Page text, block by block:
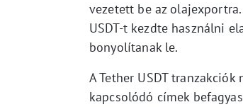
vezetett be az
USDT-t kezdte használni
bonyolítanak le.
A Tether USDT
kapcsolódó címek